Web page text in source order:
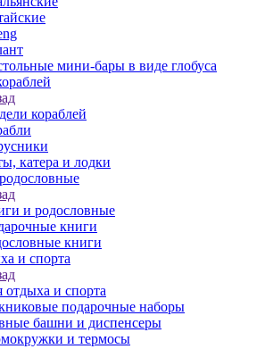
мини-бары в виде глобуса
кораблей
катера и лодки
и родословные
книги
книги
и спорта
отдыха и спорта
подарочные наборы
башни и диспенсеры
и термосы